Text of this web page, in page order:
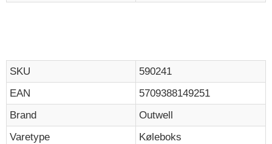
SKU
590241
EAN
5709388149251
Brand
Outwell
Varetype
Køleboks